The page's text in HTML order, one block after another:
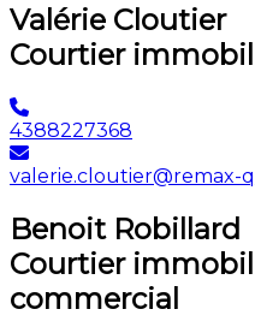
Valérie Cloutier
Courtier
4388227368
valerie.cloutier@remax-
Benoit Robillard
Courtier
commercial